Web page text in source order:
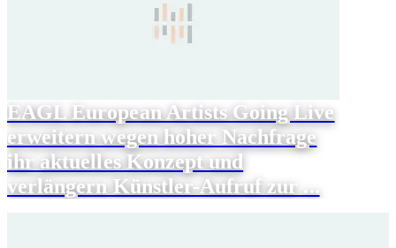
EAGL European Artists Going Live
erweitern wegen hoher Nachfrage
ihr aktuelles Konzept und
verlängern Künstler-Aufruf zur ...